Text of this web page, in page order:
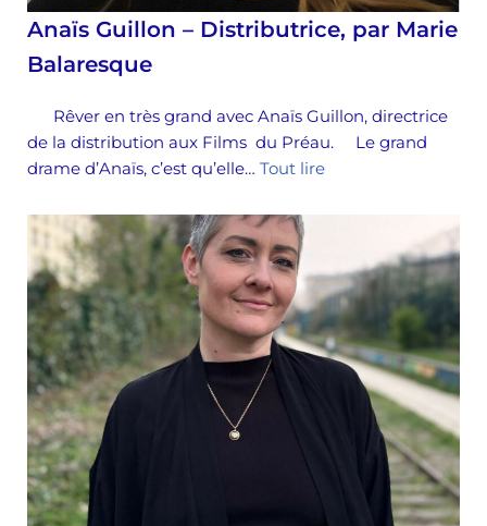
Anaïs Guillon – Distributrice, par Marie
Balaresque
Rêver en très grand avec Anaïs Guillon, directrice
de la distribution aux Films du Préau. Le grand
drame d’Anaïs, c’est qu’elle… Tout lire